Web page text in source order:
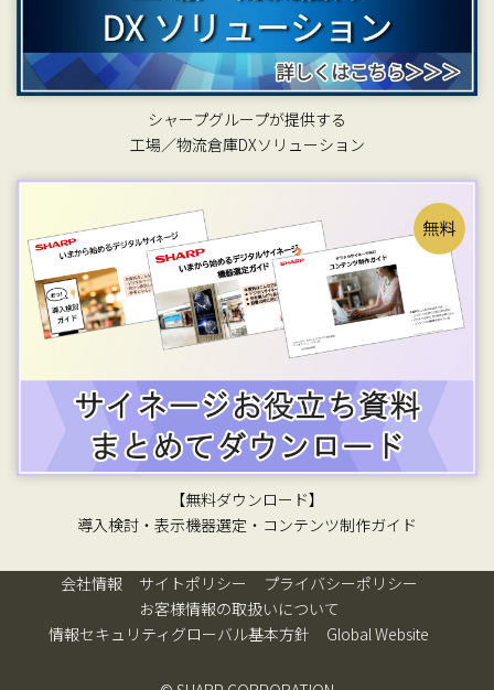
シャープグループが提供する
工場／物流倉庫DXソリューション
【無料ダウンロード】
導入検討・表示機器選定・コンテンツ制作ガイド
会社情報 サイトポリシー
プライバシーポリシー
お客様情報の取扱いについて
情報セキュリティグローバル基本方針
Global Website